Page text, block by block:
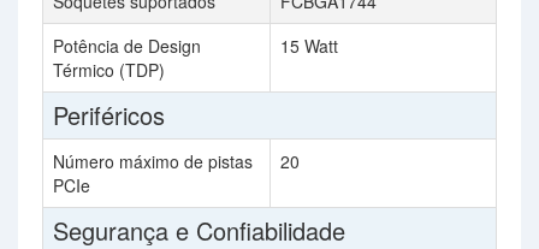
Potência de Design
Térmico (TDP)
15 Watt
Periféricos
Número máximo de pistas
PCIe
20
Segurança e Confiabilidade